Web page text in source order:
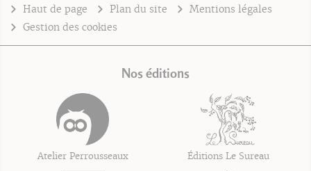
Haut de page Plan du site
Mentions légales
Gestion des cookies
Nos éditions
Atelier Perrousseaux Éditions Le Sureau